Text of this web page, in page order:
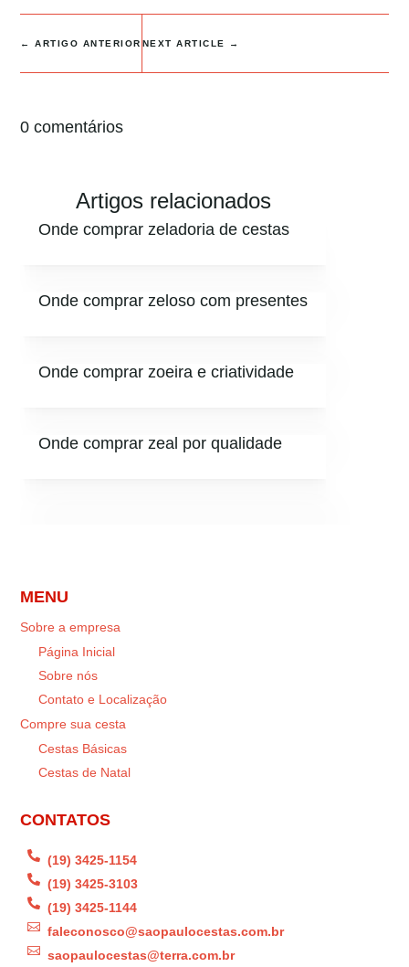
←ARTIGO ANTERIOR NEXT ARTICLE →
0 comentários
Artigos relacionados
Onde comprar zeladoria de cestas
Onde comprar zeloso com presentes
Onde comprar zoeira e criatividade
Onde comprar zeal por qualidade
MENU
Sobre a empresa
Página Inicial
Sobre nós
Contato e Localização
Compre sua cesta
Cestas Básicas
Cestas de Natal
CONTATOS
 (19) 3425-1154
 (19) 3425-3103
 (19) 3425-1144
 faleconosco@saopaulocestas.com.br
 saopaulocestas@terra.com.br